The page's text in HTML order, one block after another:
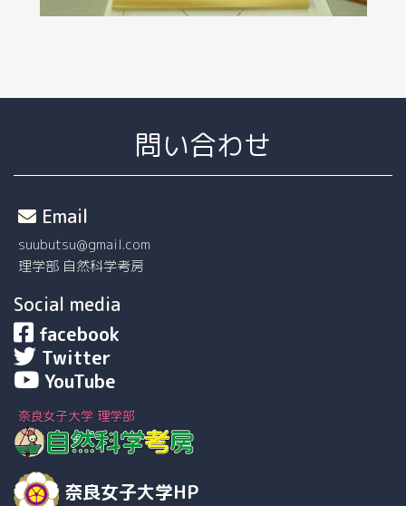
問い合わせ
Email
suubutsu@gmail.com
理学部 自然科学考房
Social media
facebook
Twitter
YouTube
奈良女子大学HP